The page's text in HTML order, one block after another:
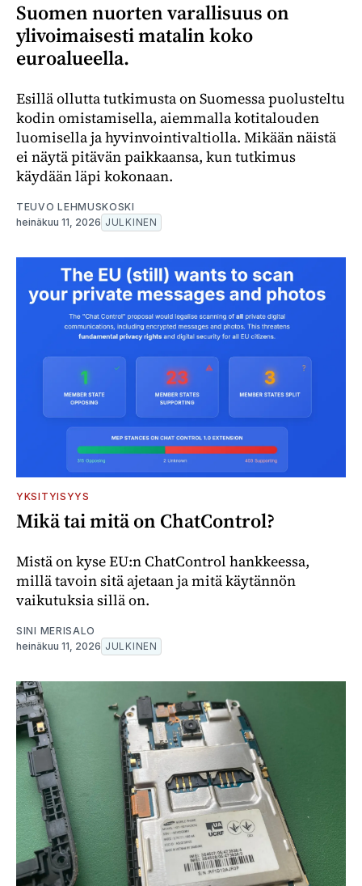
Suomen nuorten varallisuus on
ylivoimaisesti matalin koko
euroalueella.
Esillä ollutta tutkimusta on Suomessa puolusteltu
kodin omistamisella, aiemmalla kotitalouden
luomisella ja hyvinvointivaltiolla. Mikään näistä
ei näytä pitävän paikkaansa, kun tutkimus
käydään läpi kokonaan.
TEUVO LEHMUSKOSKI
heinäkuu 11, 2026 JULKINEN
YKSITYISYYS
Mikä tai mitä on ChatControl?
Mistä on kyse EU:n ChatControl hankkeessa,
millä tavoin sitä ajetaan ja mitä käytännön
vaikutuksia sillä on.
SINI MERISALO
heinäkuu 11, 2026 JULKINEN